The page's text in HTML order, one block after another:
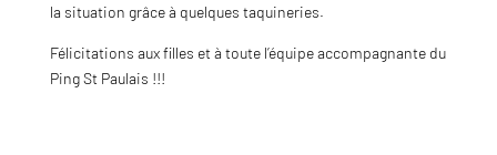
la situation grâce à quelques taquineries.
Félicitations aux filles et à toute l’équipe accompagnante du
Ping St Paulais !!!